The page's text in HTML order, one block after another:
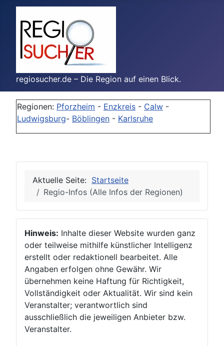
regiosucher.de – Die Region auf einen Blick.
Regionen: Pforzheim - Enzkreis - Calw -
Ludwigsburg- Böblingen - Karlsruhe
Aktuelle Seite: Startseite
Regio-Infos (Alle Infos der Regionen)
Hinweis: Inhalte dieser Website wurden ganz
oder teilweise mithilfe künstlicher Intelligenz
erstellt oder redaktionell bearbeitet. Alle
Angaben erfolgen ohne Gewähr. Wir
übernehmen keine Haftung für Richtigkeit,
Vollständigkeit oder Aktualität. Wir sind kein
Veranstalter; verantwortlich sind
ausschließlich die jeweiligen Anbieter bzw.
Veranstalter.